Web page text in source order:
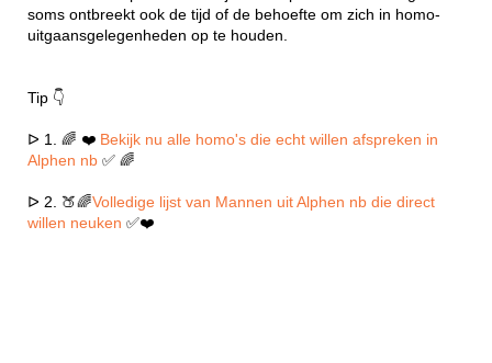
soms ontbreekt ook de tijd of de behoefte om zich in homo-
uitgaansgelegenheden op te houden.
Tip 👇
ᐅ 1. 🌈 ❤️ Bekijk nu alle homo's die echt willen afspreken in
Alphen nb ✅ 🌈
ᐅ 2. 🍑🌈Volledige lijst van Mannen uit Alphen nb die direct
willen neuken ✅❤️